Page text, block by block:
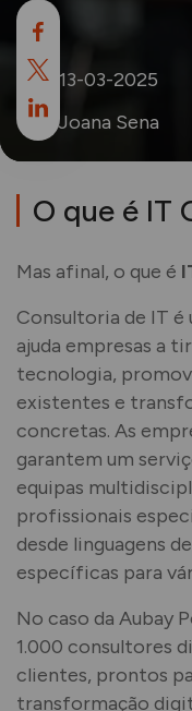
13-03-2025
Joana Sena
O que é IT
Mas afinal, o que é
Consultoria de IT é
ajuda empresas a
tecnologia,
existentes e
concretas. As
garantem um
equipas
profissionais
desde linguagens
específicas para
No caso da Aubay
1.000 consultores
clientes, prontos
transformação